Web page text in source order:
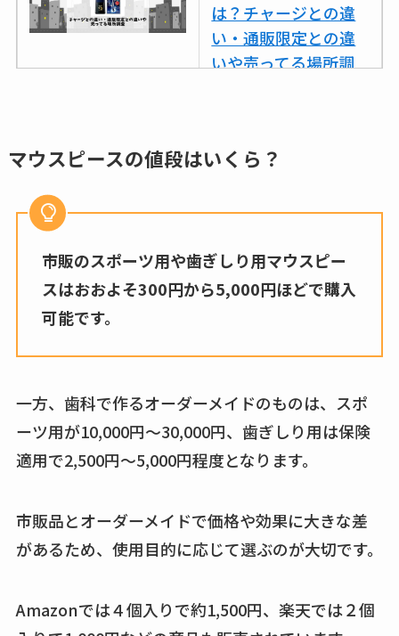
は？チャージとの違
い・通販限定との違
いや売ってる場所調
め替えはどこで売っ
アクアテクトゲルが
売ってる場所はど
しまむら布団セット
の料金は？セール・
半額になるのはい
karseellはどこで売っ
amazonなど通販の販
マウスピースの値段はいくら？
市販のスポーツ用や歯ぎしり用マウスピー
スはおおよそ300円から5,000円ほどで購入
可能です。
一方、歯科で作るオーダーメイドのものは、スポ
ーツ用が10,000円〜30,000円、歯ぎしり用は保険
適用で2,500円〜5,000円程度となります。
市販品とオーダーメイドで価格や効果に大きな差
があるため、使用目的に応じて選ぶのが大切です。
Amazonでは４個入りで約1,500円、楽天では２個